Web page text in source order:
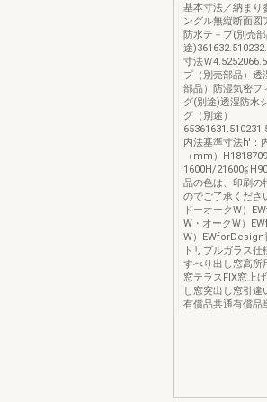
基本寸法／納まり
ングル無縦断面図
防水テ－プ(別売
途
寸法Ｗ
プ（別売部品）透
部品）防湿気密フ
グ(別途)透湿防水
グ（別途）
内法基準寸法h'：
（mm）
1600H/
品の色は、印刷の
のでご了承くださ
ドーオークW）
W・オークW）
W）EWforDesign
トリプルガラス
すべり出し窓高所
窓テラスFIX窓上
し窓突出し窓引違
有償品共通有償品